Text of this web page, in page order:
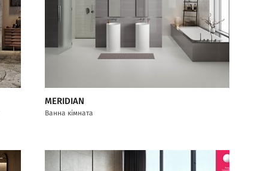
MERIDIAN
Ванна кімната